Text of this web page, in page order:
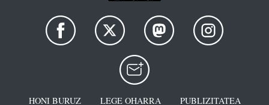
HONI BURUZ LEGE OHARRA
PUBLIZITATEA